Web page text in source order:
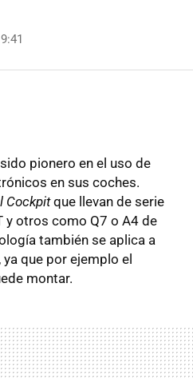
pionero en el uso de
en sus coches.
Cockpitque llevan de serie
y otros como Q7 o A4 de
también se aplica a
que por ejemplo el
montar.